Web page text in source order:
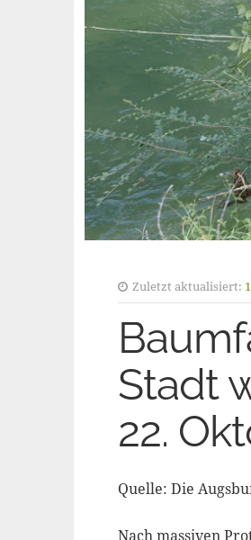
Zuletzt aktualisiert:
Stadt
22.
Quelle: Die
Nach massiven